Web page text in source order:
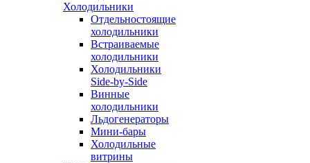
Холодильники
Отдельностоящие
холодильники
Встраиваемые
холодильники
Холодильники
Side-by-Side
Винные
холодильники
Льдогенераторы
Мини-бары
Холодильные
витрины